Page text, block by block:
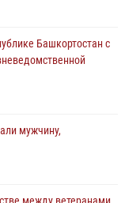
Росгвардии
(видео)
Башкортостан с
мужчину,
между ветеранами